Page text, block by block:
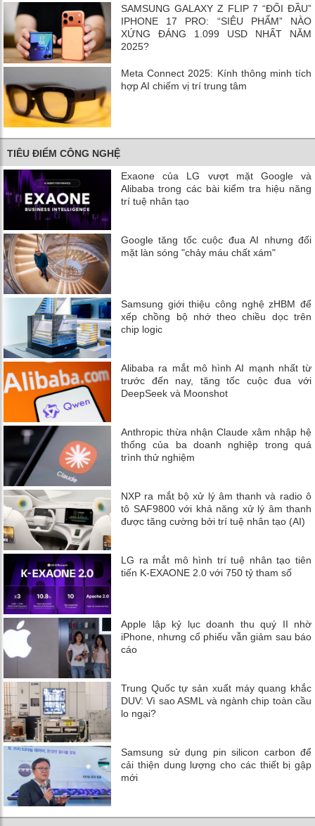
SAMSUNG GALAXY Z FLIP 7 “ĐỐI ĐẦU”
IPHONE 17 PRO: “SIÊU PHẨM” NÀO
XỨNG ĐÁNG 1.099 USD NHẤT NĂM
2025?
Meta Connect 2025: Kính thông minh tích
hợp AI chiếm vị trí trung tâm
TIÊU ĐIỂM CÔNG NGHỆ
Exaone của LG vượt mặt Google và
Alibaba trong các bài kiểm tra hiệu năng
trí tuệ nhân tạo
Google tăng tốc cuộc đua AI nhưng đối
mặt làn sóng "chảy máu chất xám"
Samsung giới thiệu công nghệ zHBM để
xếp chồng bộ nhớ theo chiều dọc trên
chip logic
Alibaba ra mắt mô hình AI mạnh nhất từ
trước đến nay, tăng tốc cuộc đua với
DeepSeek và Moonshot
Anthropic thừa nhận Claude xâm nhập hệ
thống của ba doanh nghiệp trong quá
trình thử nghiệm
NXP ra mắt bộ xử lý âm thanh và radio ô
tô SAF9800 với khả năng xử lý âm thanh
được tăng cường bởi trí tuệ nhân tạo (AI)
LG ra mắt mô hình trí tuệ nhân tạo tiên
tiến K-EXAONE 2.0 với 750 tỷ tham số
Apple lập kỷ lục doanh thu quý II nhờ
iPhone, nhưng cổ phiếu vẫn giảm sau báo
cáo
Trung Quốc tự sản xuất máy quang khắc
DUV: Vì sao ASML và ngành chip toàn cầu
lo ngại?
Samsung sử dụng pin silicon carbon để
cải thiện dung lượng cho các thiết bị gập
mới